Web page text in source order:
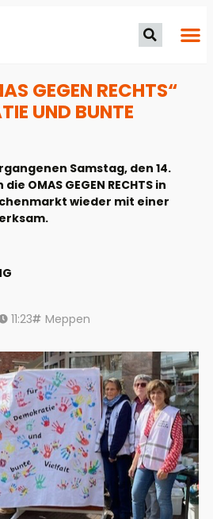
GEGEN RECHTS“
UND BUNTE
Samstag, den 14.
OMAS GEGEN RECHTS in
wieder mit einer
11:23 Meppen